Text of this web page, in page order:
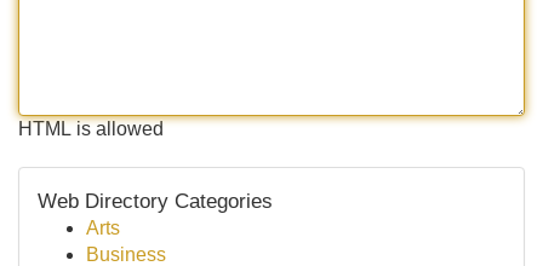
HTML is allowed
Web Directory Categories
Arts
Business